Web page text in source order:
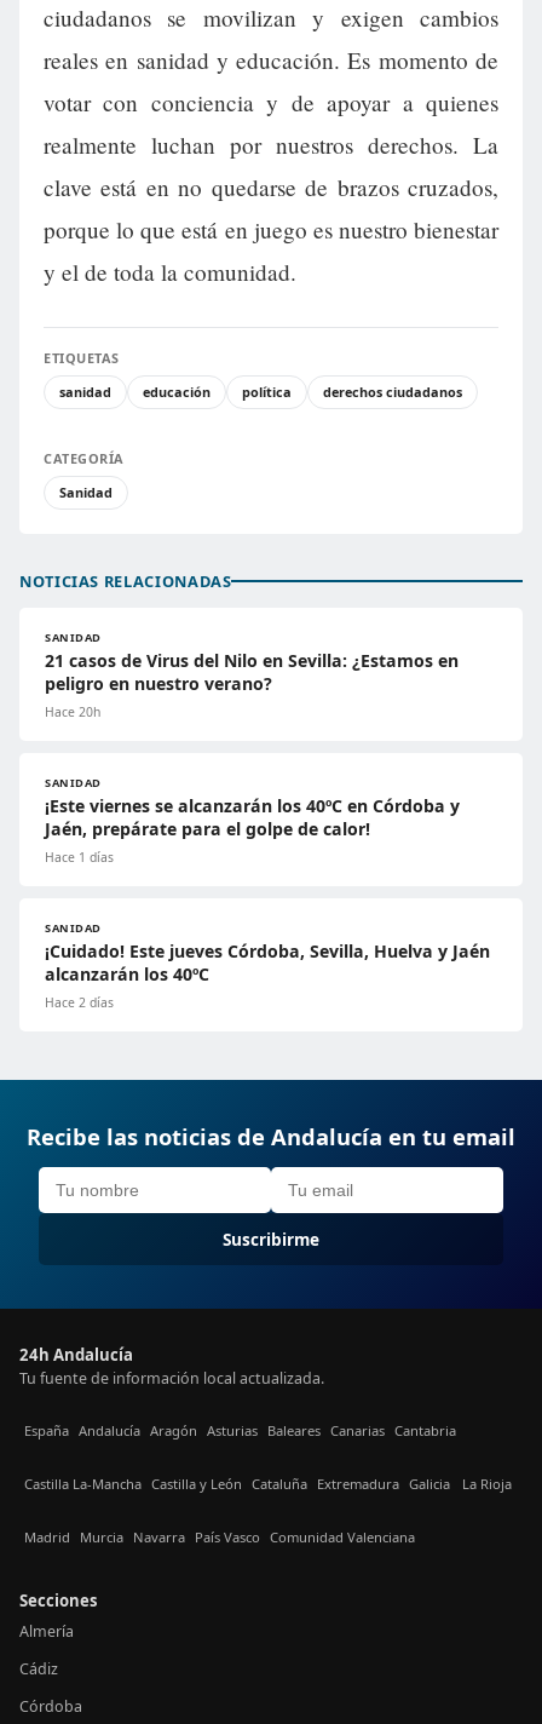
ciudadanos se movilizan y exigen cambios
reales en sanidad y educación. Es momento de
votar con conciencia y de apoyar a quienes
realmente luchan por nuestros derechos. La
clave está en no quedarse de brazos cruzados,
porque lo que está en juego es nuestro bienestar
y el de toda la comunidad.
ETIQUETAS
sanidad
educación política derechos ciudadanos
CATEGORÍA
Sanidad
NOTICIAS RELACIONADAS
SANIDAD
21 casos de Virus del Nilo en Sevilla: ¿Estamos en
peligro en nuestro verano?
Hace 20h
SANIDAD
¡Este viernes se alcanzarán los 40ºC en Córdoba y
Jaén, prepárate para el golpe de calor!
Hace 1 días
SANIDAD
¡Cuidado! Este jueves Córdoba, Sevilla, Huelva y Jaén
alcanzarán los 40ºC
Hace 2 días
Recibe las noticias de Andalucía en tu email
Suscribirme
24h Andalucía
Tu fuente de información local actualizada.
España Andalucía Aragón Asturias Baleares Canarias Cantabria
Castilla La-Mancha Castilla y León Cataluña Extremadura Galicia La Rioja
Madrid Murcia Navarra País Vasco Comunidad Valenciana
Secciones
Almería
Cádiz
Córdoba